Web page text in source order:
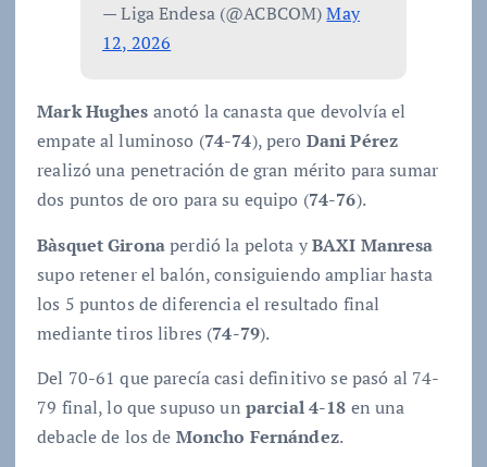
— Liga Endesa (@ACBCOM)May
12, 2026
Mark Hughes anotó la canasta que devolvía el
empate al luminoso (74-74), pero Dani Pérez
realizó una penetración de gran mérito para sumar
dos puntos de oro para su equipo (74-76).
Bàsquet Gironaperdió la pelota yBAXI Manresa
supo retener el balón, consiguiendo ampliar hasta
los 5 puntos de diferencia el resultado final
mediante tiros libres (74-79).
Del 70-61 que parecía casi definitivo se pasó al 74-
79 final, lo que supuso un parcial 4-18 en una
debacle de los de Moncho Fernández.